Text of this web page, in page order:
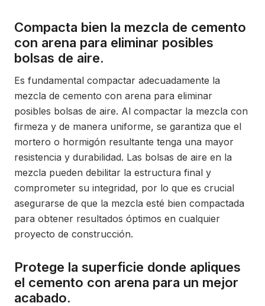
Compacta bien la mezcla de cemento
con arena para eliminar posibles
bolsas de aire.
Es fundamental compactar adecuadamente la
mezcla de cemento con arena para eliminar
posibles bolsas de aire. Al compactar la mezcla con
firmeza y de manera uniforme, se garantiza que el
mortero o hormigón resultante tenga una mayor
resistencia y durabilidad. Las bolsas de aire en la
mezcla pueden debilitar la estructura final y
comprometer su integridad, por lo que es crucial
asegurarse de que la mezcla esté bien compactada
para obtener resultados óptimos en cualquier
proyecto de construcción.
Protege la superficie donde apliques
el cemento con arena para un mejor
acabado.